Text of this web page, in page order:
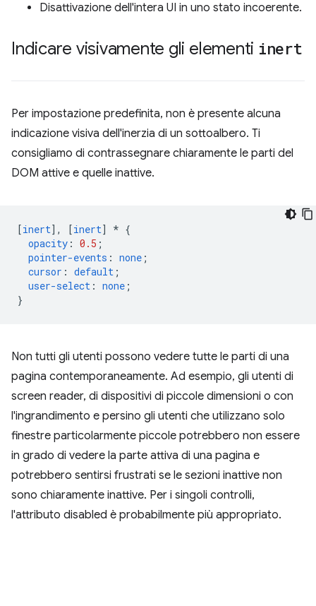
Disattivazione dell'intera UI in uno stato incoerente.
Indicare visivamente gli elementi inert
Per impostazione predefinita, non è presente alcuna
indicazione visiva dell'inerzia di un sottoalbero. Ti
consigliamo di contrassegnare chiaramente le parti del
DOM attive e quelle inattive.
[inert], [inert] * {
opacity : 0.5 ;
pointer-events : none ;
cursor : default ;
user-select : none ;
}
Non tutti gli utenti possono vedere tutte le parti di una
pagina contemporaneamente. Ad esempio, gli utenti di
screen reader, di dispositivi di piccole dimensioni o con
l'ingrandimento e persino gli utenti che utilizzano solo
finestre particolarmente piccole potrebbero non essere
in grado di vedere la parte attiva di una pagina e
potrebbero sentirsi frustrati se le sezioni inattive non
sono chiaramente inattive. Per i singoli controlli,
l'attributo disabled è probabilmente più appropriato.